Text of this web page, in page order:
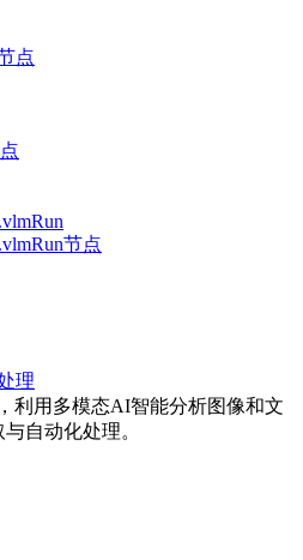
点
节点
理
利用多模态AI智能分析图像和文
自动化处理。